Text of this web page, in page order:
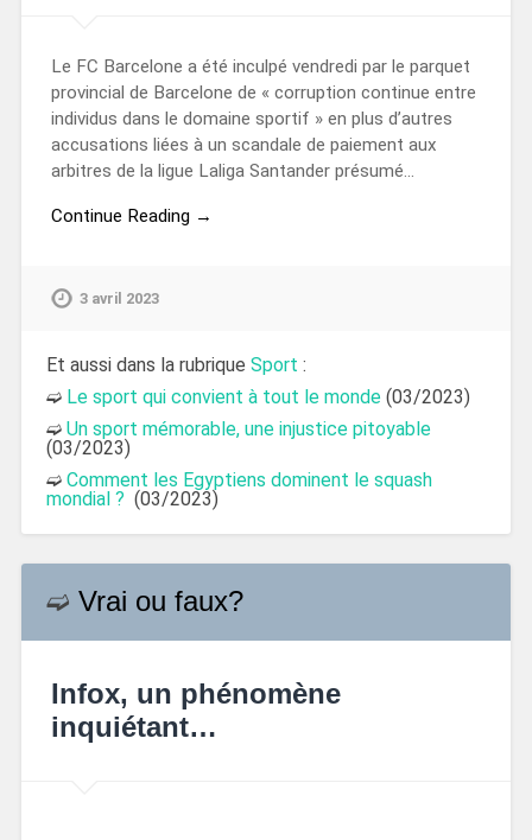
Le FC Barcelone a été inculpé vendredi par le parquet
provincial de Barcelone de « corruption continue entre
individus dans le domaine sportif » en plus d’autres
accusations liées à un scandale de paiement aux
arbitres de la ligue Laliga Santander présumé…
Continue Reading →
3 avril 2023
Et aussi dans la rubrique Sport :
➫ Le sport qui convient à tout le monde(03/2023)
➫ Un sport mémorable, une injustice pitoyable
(03/2023)
➫ Comment les Egyptiens dominent le squash
mondial ? (03/2023)
➫ Vrai ou faux?
Infox, un phénomène
inquiétant…